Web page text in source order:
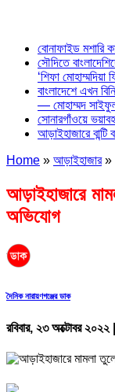
বোনাফাইড মশারি
সৌদিতে
‘শিফা মোহাম্মদিয়া
বাংলাদেশে এখন
— মোহাম্মদ
সোনারগাঁওয়ে
আড়াইহাজারে
Home » আড়াইহাজার»
আড়াইহাজারে
অভিযোগ
দৈনিক নারায়ণগঞ্জের ডাক
রবিবার, ২৩ অক্টোবর